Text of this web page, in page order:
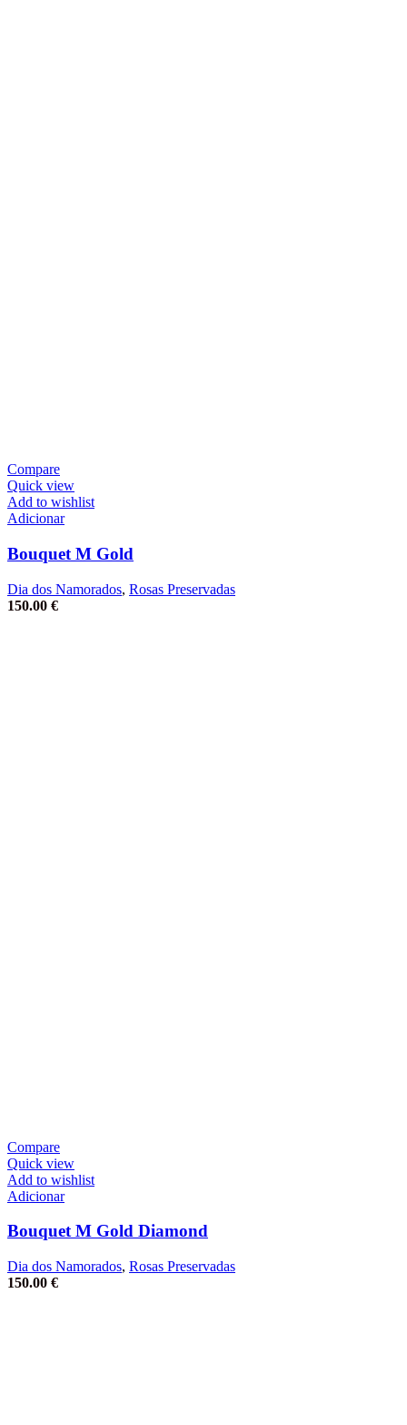
Compare
Quick view
Add to wishlist
Adicionar
Bouquet M Gold
Dia dos Namorados, Rosas Preservadas
150.00 €
Compare
Quick view
Add to wishlist
Adicionar
Bouquet M Gold Diamond
Dia dos Namorados, Rosas Preservadas
150.00 €